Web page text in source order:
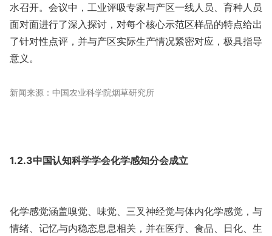
水召开。会议中，工业评吸专家与产区一线人员、育种人员
面对面进行了深入探讨，对每个核心示范区样品的特点给出
了针对性点评，并与产区实际生产情况紧密对应，极具指导
意义。
新闻来源：中国农业科学院烟草研究所
1.2.3中国认知科学学会化学感知分会成立
化学感觉涵盖嗅觉、味觉、三叉神经觉与体内化学感觉，与
情绪、记忆与内稳态息息相关，并在医疗、食品、日化、生